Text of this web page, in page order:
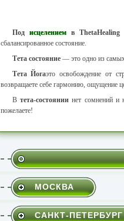
Под исцелениемвThetaHealing
сбалансированное состояние.
Тета состояние— это одно из самых
Тета Йогаэто освобождение от
возвращаете себе гармонию, ощущение
В тета-состояниинет сомнений и
пожелаете!
МОСКВА
САНКТ-ПЕТЕРБУРГ